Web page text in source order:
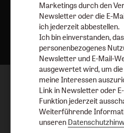
Nach
Marketings durch den
Newsletter oder die E-
ich jederzeit abbestellen.
Ich bin einverstanden,
personenbezogenes
Newsletter und E-Mail-
ausgewertet wird, um
meine Interessen
Link in Newsletter oder
Funktion jederzeit
Weiterführende
unseren